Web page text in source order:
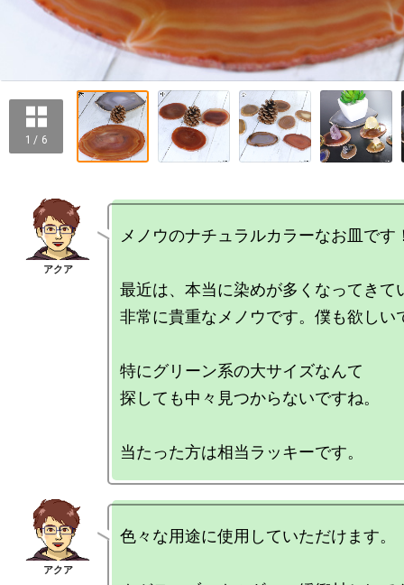
1 / 6
メノウのナチュラルカラーなお皿です
最近は、本当に染めが多くなってきて
非常に貴重なメノウです。僕も欲しい
特にグリーン系の大サイズなんて
探しても中々見つからないですね。
色々な用途に使用していただけます。